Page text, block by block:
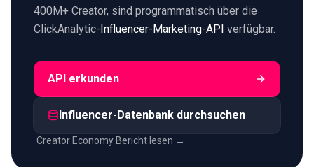
400M+ Creator, sind programmatisch über die
ClickAnalytic-Influencer-Marketing-API verfügbar.
API erkunden
Influencer-Datenbank durchsuchen
Creator Economy Bericht lesen →